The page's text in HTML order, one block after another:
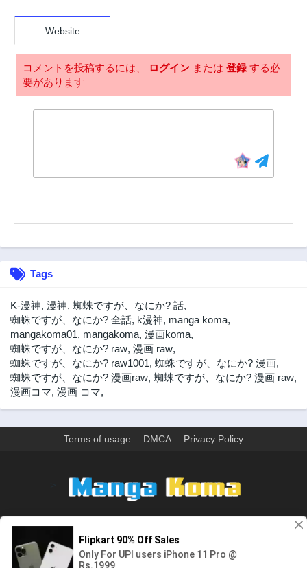
第54.2話
3年前 3年前
第52.2話
第48.2話
3年前
第47.2話
3年前
第46.1話
3年前
第46.2話
3年前
第45.1話
3年前
第45.2話
3年前
第44.1話
第44.2話 第43.1話
第42.1話
第41.1話
3年前
第41.2話
3年前
第40.1話
第40.2話
3年前
第39.1話
Website
コメントを投稿するには、 ログイン または 登録する必
要があります
Tags
K-漫神, 漫神, 蜘蛛ですが、なにか? 話,
蜘蛛ですが、なにか? 全話, k漫神, manga koma,
mangakoma01, mangakoma, 漫画koma,
蜘蛛ですが、なにか? raw, 漫画 raw,
蜘蛛ですが、なにか? raw1001, 蜘蛛ですが、なにか? 漫画,
蜘蛛ですが、なにか? 漫画raw, 蜘蛛ですが、なにか? 漫画 raw,
漫画コマ, 漫画 コマ,
Terms of usage DMCA Privacy Policy
ウェブサイト上のすべての情報と画像は、インターネット上で収集されま
す。 このウェブサイトの情報については、所有していないか、責任を負いま
せん。 個人や組織に影響を与える場合は、必要に応じて、すぐに検討して削